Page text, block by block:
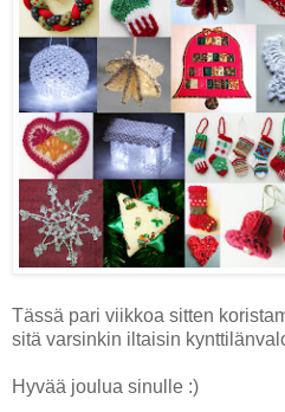
Tässä pari viikkoa sitten
sitä varsinkin iltaisin
Hyvää joulua sinulle :)